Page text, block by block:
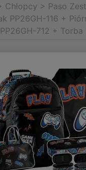
Chłopcy > Paso
PP26GH-116 +
712 + Torba